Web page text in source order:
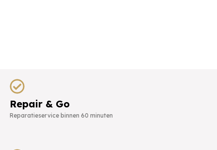
Repair & Go
Reparatieservice binnen 60 minuten